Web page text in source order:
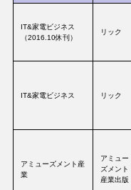
IT&家電ビジネス
（2016.10休刊）
リック
IT&家電ビジネス リック
アミューズメント産
業
アミュー
ズメント
産業出版